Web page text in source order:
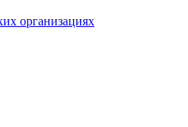
организациях